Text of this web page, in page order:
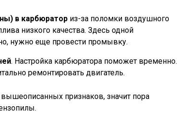
в карбюратор из-за поломки воздушного
низкого качества. Здесь одной
нужно еще провести промывку.
. Настройка карбюратора поможет временно.
ремонтировать двигатель.
признаков, значит пора